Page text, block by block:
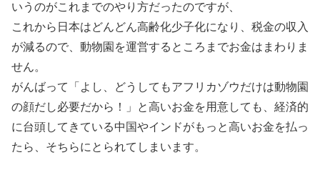
いうのがこれまでのやり方だったのですが、
これから日本はどんどん高齢化少子化になり、税金の収入
が減るので、動物園を運営するところまでお金はまわりま
せん。
がんばって「よし、どうしてもアフリカゾウだけは動物園
の顔だし必要だから！」と高いお金を用意しても、経済的
に台頭してきている中国やインドがもっと高いお金を払っ
たら、そちらにとられてしまいます。